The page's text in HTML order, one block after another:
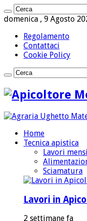
domenica , 9 Agosto
Regolamento
Contattaci
Cookie Policy
Home
Tecnica apistica
Lavori
Sciamatura
Lavori in
2 settimane fa